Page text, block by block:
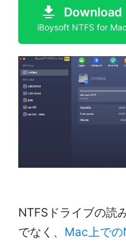
Download
iBoysoft NTFS for Mac
NTFSドライブの読
でなく、 Mac上での